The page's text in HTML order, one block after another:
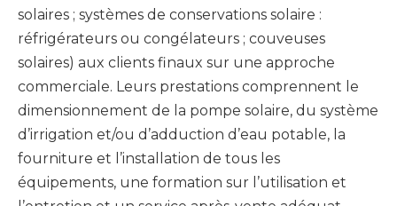
solaires ; systèmes de conservations solaire :
réfrigérateurs ou congélateurs ; couveuses
solaires) aux clients finaux sur une approche
commerciale. Leurs prestations comprennent le
dimensionnement de la pompe solaire, du système
d’irrigation et/ou d’adduction d’eau potable, la
fourniture et l’installation de tous les
équipements, une formation sur l’utilisation et